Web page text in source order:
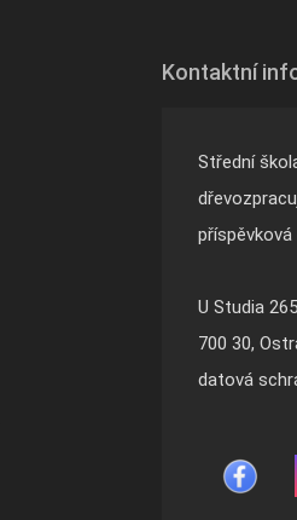
Kontaktní
Střední
U Studia
700 30,
datová